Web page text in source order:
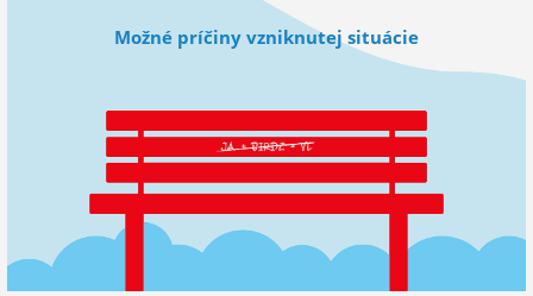
ROLETA
Možné príčiny vzniknutej situácie